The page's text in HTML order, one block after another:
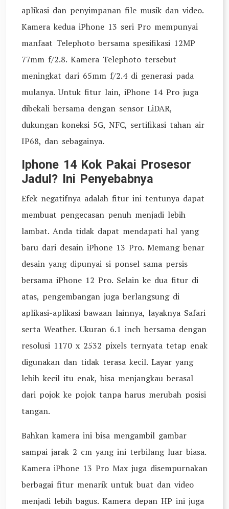
aplikasi dan penyimpanan file musik dan video.
Kamera kedua iPhone 13 seri Pro mempunyai
manfaat Telephoto bersama spesifikasi 12MP
77mm f/2.8. Kamera Telephoto tersebut
meningkat dari 65mm f/2.4 di generasi pada
mulanya. Untuk fitur lain, iPhone 14 Pro juga
dibekali bersama dengan sensor LiDAR,
dukungan koneksi 5G, NFC, sertifikasi tahan air
IP68, dan sebagainya.
Iphone 14 Kok Pakai Prosesor
Jadul? Ini Penyebabnya
Efek negatifnya adalah fitur ini tentunya dapat
membuat pengecasan penuh menjadi lebih
lambat. Anda tidak dapat mendapati hal yang
baru dari desain iPhone 13 Pro. Memang benar
desain yang dipunyai si ponsel sama persis
bersama iPhone 12 Pro. Selain ke dua fitur di
atas, pengembangan juga berlangsung di
aplikasi-aplikasi bawaan lainnya, layaknya Safari
serta Weather. Ukuran 6.1 inch bersama dengan
resolusi 1170 x 2532 pixels ternyata tetap enak
digunakan dan tidak terasa kecil. Layar yang
lebih kecil itu enak, bisa menjangkau berasal
dari pojok ke pojok tanpa harus merubah posisi
tangan.
Bahkan kamera ini bisa mengambil gambar
sampai jarak 2 cm yang ini terbilang luar biasa.
Kamera iPhone 13 Pro Max juga disempurnakan
berbagai fitur menarik untuk buat dan video
menjadi lebih bagus. Kamera depan HP ini juga